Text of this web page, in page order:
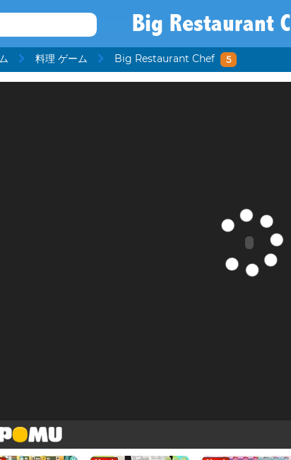
Big Restaurant
料理 ゲーム Big Restaurant Chef 5